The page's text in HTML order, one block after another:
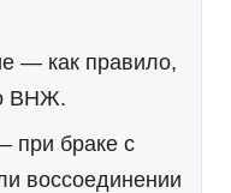
— как правило,
ВНЖ.
при браке с
воссоединении